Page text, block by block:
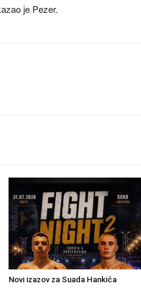
je Pezer.
Novi izazov za Suada Hankića